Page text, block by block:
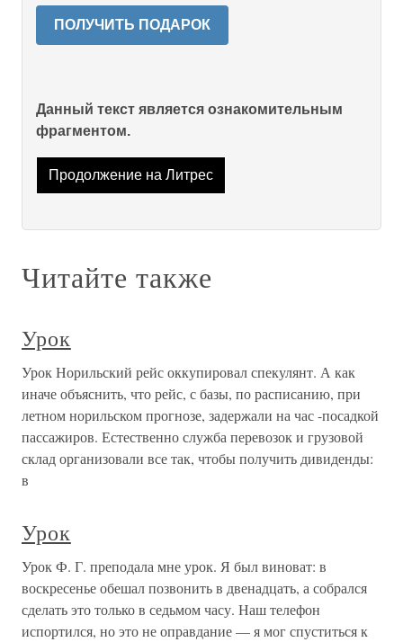
ПОЛУЧИТЬ ПОДАРОК
Данный текст является ознакомительным
фрагментом.
Продолжение на Литрес
Читайте также
Урок
Урок Норильский рейс оккупировал спекулянт. А как
иначе объяснить, что рейс, с базы, по расписанию, при
летном норильском прогнозе, задержали на час -посадкой
пассажиров. Естественно служба перевозок и грузовой
склад организовали все так, чтобы получить дивиденды:
в
Урок
Урок Ф. Г. преподала мне урок. Я был виноват: в
воскресенье обешал позвонить в двенадцать, а собрался
сделать это только в седьмом часу. Наш телефон
испортился, но это не оправдание — я мог спуститься к